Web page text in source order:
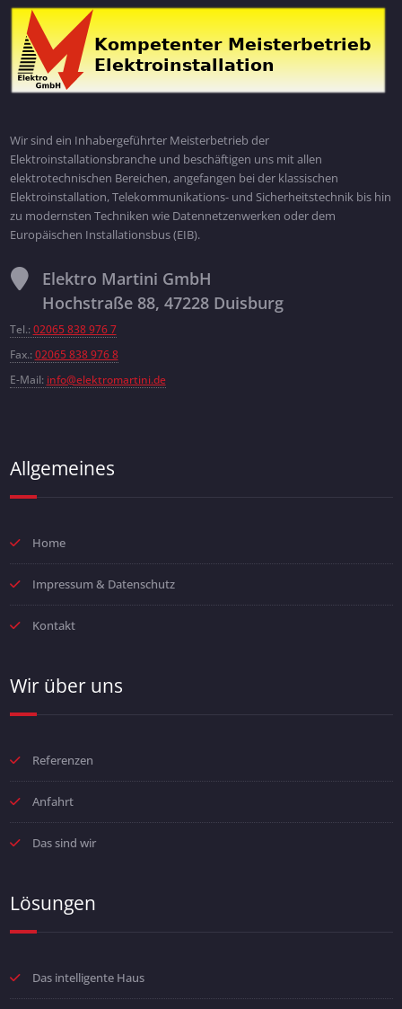
Wir sind ein Inhabergeführter Meisterbetrieb der
Elektroinstallationsbranche und beschäftigen uns mit allen
elektrotechnischen Bereichen, angefangen bei der klassischen
Elektroinstallation, Telekommunikations- und Sicherheitstechnik bis hin
zu modernsten Techniken wie Datennetzenwerken oder dem
Europäischen Installationsbus (EIB).
Elektro Martini GmbH
Hochstraße 88, 47228 Duisburg
Tel.: 02065 838 976 7
Fax.: 02065 838 976 8
E-Mail: info@elektromartini.de
Allgemeines
Home
Impressum & Datenschutz
Kontakt
Wir über uns
Referenzen
Anfahrt
Das sind wir
Lösungen
Das intelligente Haus